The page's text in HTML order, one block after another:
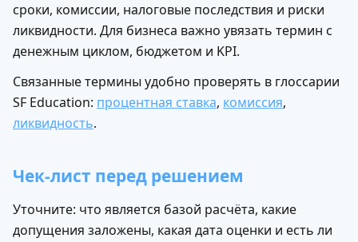
сроки, комиссии, налоговые последствия и риски
ликвидности. Для бизнеса важно увязать термин с
денежным циклом, бюджетом и KPI.
Связанные термины удобно проверять в глоссарии
SF Education: процентная ставка, комиссия,
ликвидность.
Чек-лист перед решением
Уточните: что является базой расчёта, какие
допущения заложены, какая дата оценки и есть ли